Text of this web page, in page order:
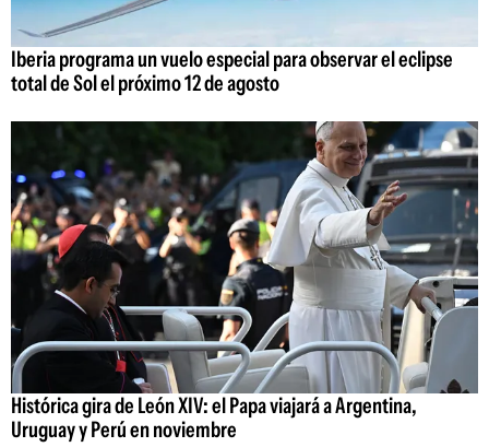
Iberia programa un vuelo especial para observar el eclipse
total de Sol el próximo 12 de agosto
Histórica gira de León XIV: el Papa viajará a Argentina,
Uruguay y Perú en noviembre